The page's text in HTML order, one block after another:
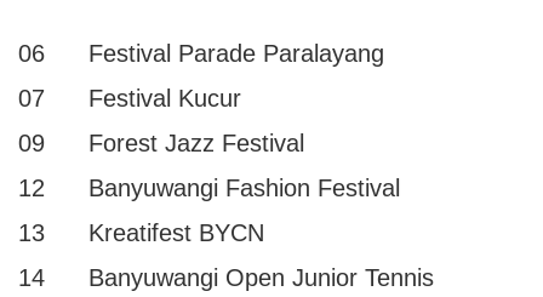
06 Festival Parade Paralayang
07 Festival Kucur
09 Forest Jazz Festival
12 Banyuwangi Fashion Festival
13 Kreatifest BYCN
14 Banyuwangi Open Junior Tennis